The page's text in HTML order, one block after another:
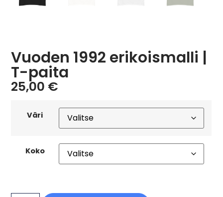
Vuoden 1992 erikoismalli |
T-paita
25,00 €
Väri
Koko